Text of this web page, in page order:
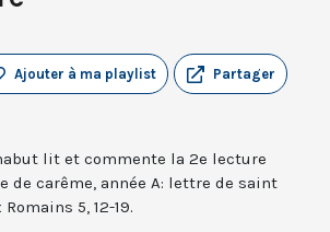
Partager
Ajouter à ma playlist
lit et commente la 2e lecture
de carême, année A: lettre de saint
5, 12-19.